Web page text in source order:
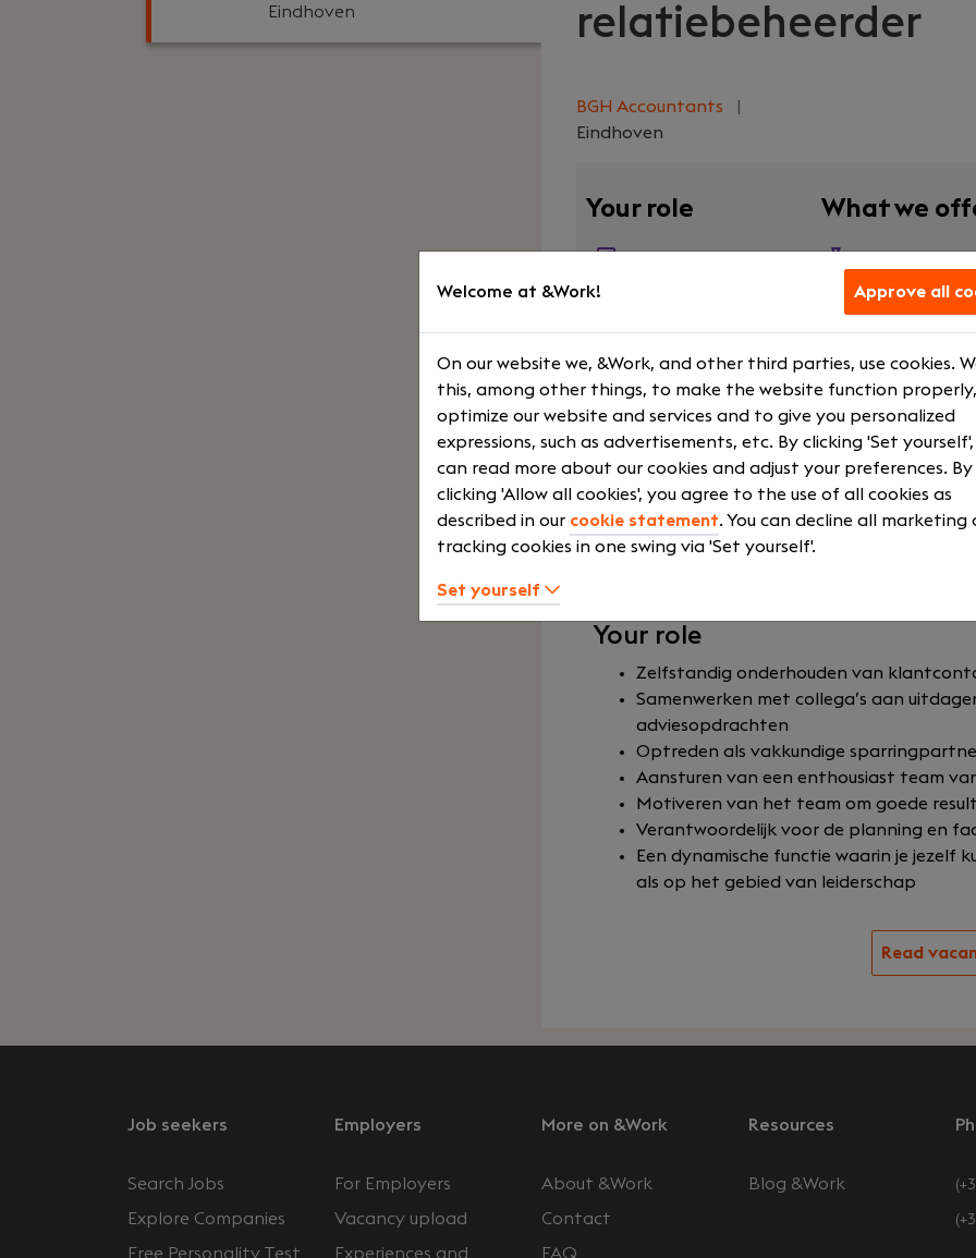
Eindhoven
relatiebeheerder
BGH Accountants
Eindhoven
Your role
Fulltime
HPE
What we
Company car
Courses and
Flexible hours
Show more
Wil jij samen met collega’s uitdagende
jezelf verder ontwikkelen in je vak en ben
vrijheid en verantwoordelijkheid geeft?
relatiebeheerder voor één van onze
Your role
Zelfstandig onderhouden van
Samenwerken met collega’s aan
adviesopdrachten
Optreden als vakkundige
Aansturen van een enthousiast team
Motiveren van het team om goede
Verantwoordelijk voor de planning en
Een dynamische functie waarin je jezelf
als op het gebied van leiderschap
Read
Job seekers
Search Jobs
Explore Companies
Free Personality Test
Employers
For Employers
Vacancy upload
Experiences and
More on &Work
About &Work
Contact
FAQ
Resources
Blog &Work
Welcome at &Work! Approve all
On our website we, &Work, and other third parties, use cookies.
this, among other things, to make the website function
optimize our website and services and to give you personalized
expressions, such as advertisements, etc. By clicking 'Set
can read more about our cookies and adjust your preferences. By
clicking 'Allow all cookies', you agree to the use of all cookies as
described in our cookie statement. You can decline all marketing
tracking cookies in one swing via 'Set yourself'.
Set yourself